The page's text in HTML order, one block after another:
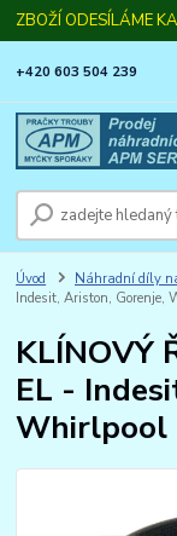
ZBOŽÍ ODESÍLÁME
+420 603 504 239
Úvod Náhradní díly
Indesit, Ariston, Gorenje,
KLÍNOVÝ
EL -
Whirlpool